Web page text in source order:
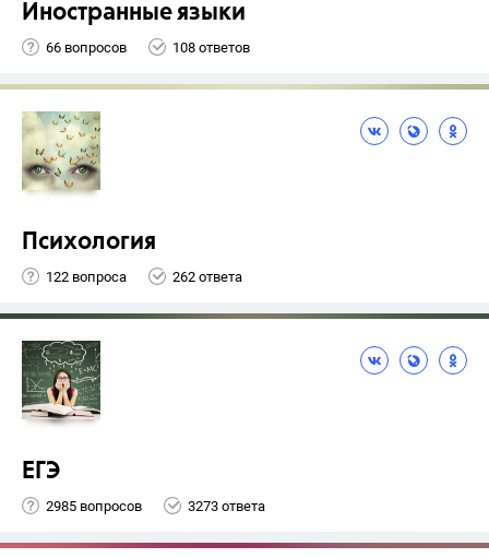
Иностранные языки
66 вопросов 108 ответов
Психология
122 вопроса 262 ответа
ЕГЭ
2985 вопросов 3273 ответа